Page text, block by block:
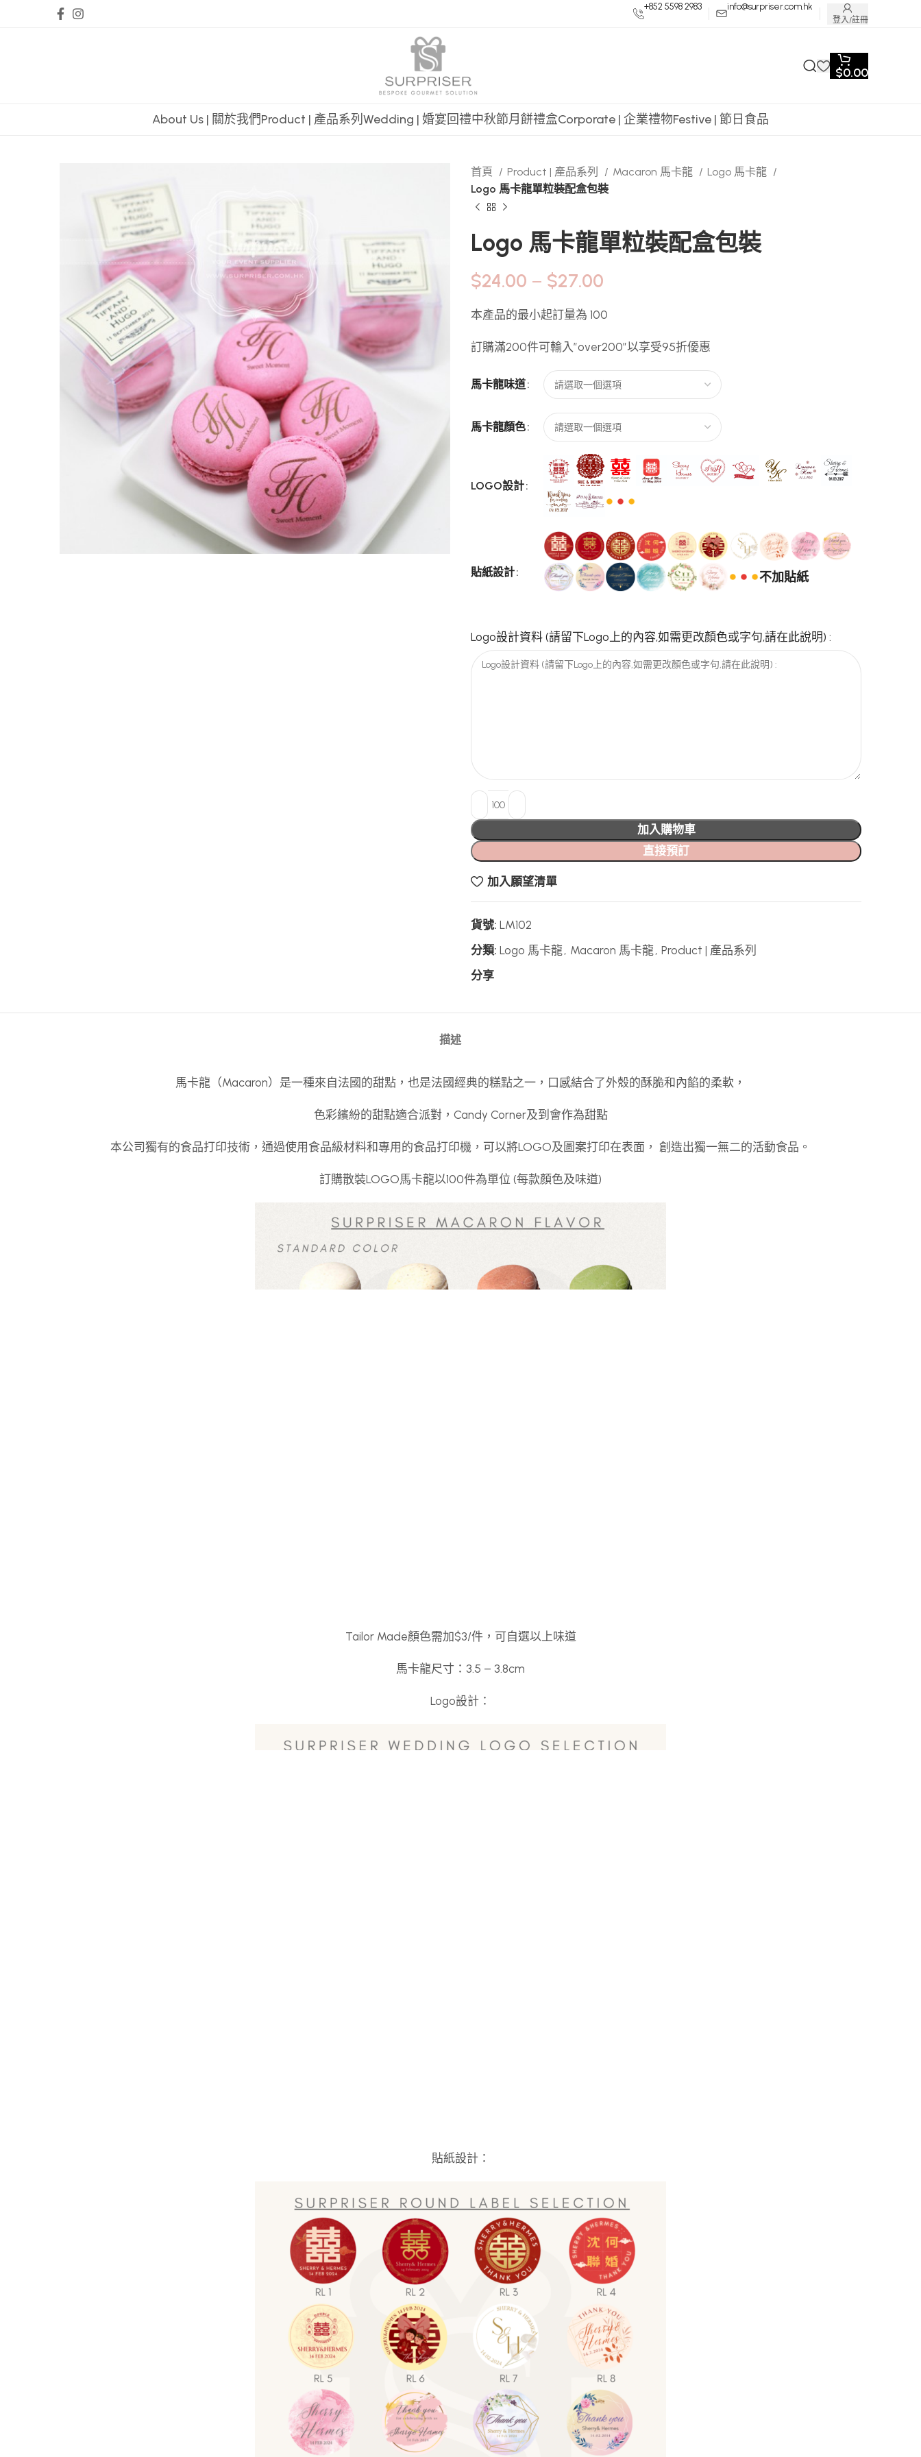
+852 5598 2983 info@surpriser.com.hk
登入/註冊
$0.00
About Us | 關於我們Product | 產品系列 Wedding | 婚宴回禮中秋節月餅禮盒Corporate | 企業禮物Festive | 節日食品
首頁 Product | 產品系列 Macaron 馬卡龍
Logo 馬卡龍
Logo 馬卡龍單粒裝配盒包裝
Logo 馬卡龍單粒裝配盒包裝
$24.00 – $27.00
本產品的最小起訂量為 100
訂購滿200件可輸入”over200″以享受95折優惠
馬卡龍味道
馬卡龍顏色
LOGO設計
貼紙設計 不加貼紙
Logo設計資料 (請留下Logo上的內容,如需更改顏色或字句,請在此說明) :
加入購物車
直接預訂
加入願望清單
貨號: LM102
分類: Logo 馬卡龍, Macaron 馬卡龍, Product | 產品系列
分享
描述
馬卡龍（Macaron）是一種來自法國的甜點，也是法國經典的糕點之一，口感結合了外殼的酥脆和內餡的柔軟，
色彩繽紛的甜點適合派對，Candy Corner及到會作為甜點
本公司獨有的食品打印技術，通過使用食品級材料和專用的食品打印機，可以將LOGO及圖案打印在表面， 創造出獨一無二的活動食品。
訂購散裝LOGO馬卡龍以100件為單位 (每款顏色及味道)
Tailor Made顏色需加$3/件，可自選以上味道
馬卡龍尺寸：3.5 – 3.8cm
Logo設計：
貼紙設計：